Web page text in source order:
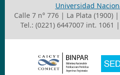
Universidad
Calle 7 n° 776 | La Plata
Tel.: (0221) 6447007 int. 1061 |